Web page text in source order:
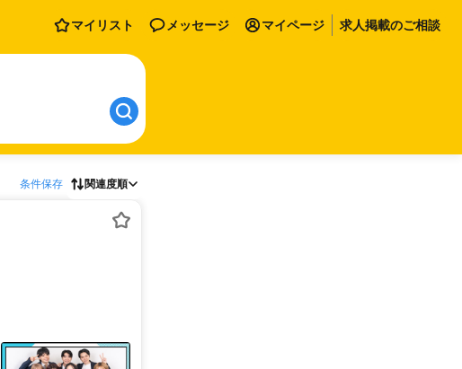
マイリスト メッセージ マイページ 求人掲載のご相談
条件保存 関連度順